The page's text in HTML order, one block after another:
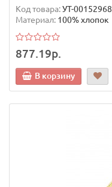
Код товара:УТ-00152968
Материал: 100% хлопок
877.19р.
В корзину